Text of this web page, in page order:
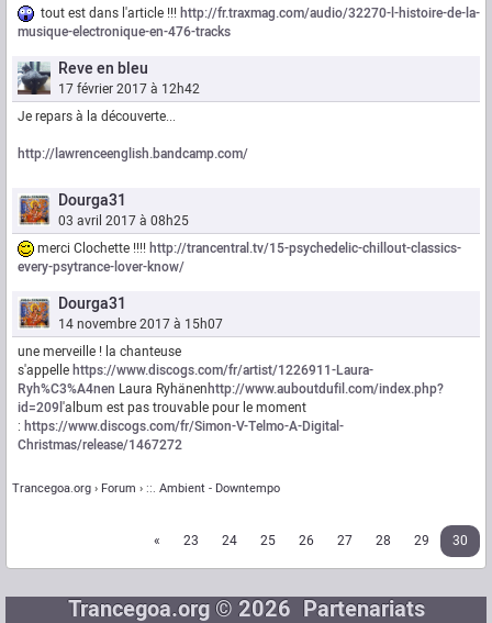
tout est dans l'article !!!http://fr.traxmag.com/audio/32270-l-histoire-de-la-
musique-electronique-en-476-tracks
Reve en bleu
17 février 2017 à 12h42
Je repars à la découverte...
http://lawrenceenglish.bandcamp.com/
Dourga31
03 avril 2017 à 08h25
merci Clochette !!!!http://trancentral.tv/15-psychedelic-chillout-classics-
every-psytrance-lover-know/
Dourga31
14 novembre 2017 à 15h07
une merveille ! la chanteuse
s'appellehttps://www.discogs.com/fr/artist/1226911-Laura-
Ryh%C3%A4nen Laura Ryhänenhttp://www.auboutdufil.com/index.php?
id=209l'album est pas trouvable pour le moment
: https://www.discogs.com/fr/Simon-V-Telmo-A-Digital-
Christmas/release/1467272
Trancegoa.org Forum ::. Ambient - Downtempo
« 23 24 25 26 27 28 29 30
Trancegoa.org © 2026 Partenariats